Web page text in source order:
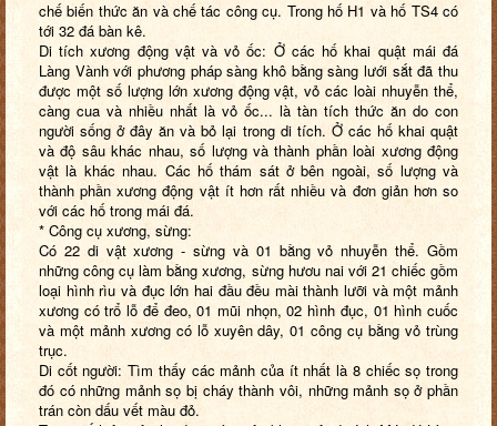
chế biến thức ăn và chế tác công cụ. Trong hố H1 và hố TS4 có
tới 32 đá bàn kê.
Di tích xương động vật và vỏ ốc: Ở các hố khai quật mái đá
Làng Vành với phương pháp sàng khô bằng sàng lưới sắt đã thu
được một số lượng lớn xương động vật, vỏ các loài nhuyễn thể,
càng cua và nhiều nhất là vỏ ốc... là tàn tích thức ăn do con
người sống ở đây ăn và bỏ lại trong di tích. Ở các hố khai quật
và độ sâu khác nhau, số lượng và thành phần loài xương động
vật là khác nhau. Các hố thám sát ở bên ngoài, số lượng và
thành phần xương động vật ít hơn rất nhiều và đơn giản hơn so
với các hố trong mái đá.
* Công cụ xương, sừng:
Có 22 di vật xương - sừng và 01 bằng vỏ nhuyễn thể. Gồm
những công cụ làm bằng xương, sừng hươu nai với 21 chiếc gồm
loại hình rìu và đục lớn hai đầu đều mài thành lưỡi và một mảnh
xương có trổ lỗ để đeo, 01 mũi nhọn, 02 hình đục, 01 hình cuốc
và một mảnh xương có lỗ xuyên dây, 01 công cụ bằng vỏ trùng
trục.
Di cốt người: Tìm thấy các mảnh của ít nhất là 8 chiếc sọ trong
đó có những mảnh sọ bị cháy thành vôi, những mảnh sọ ở phần
trán còn dấu vết màu đỏ.